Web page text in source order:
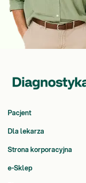
Pacjent
Dla lekarza
Strona korporacyjna
e-Sklep